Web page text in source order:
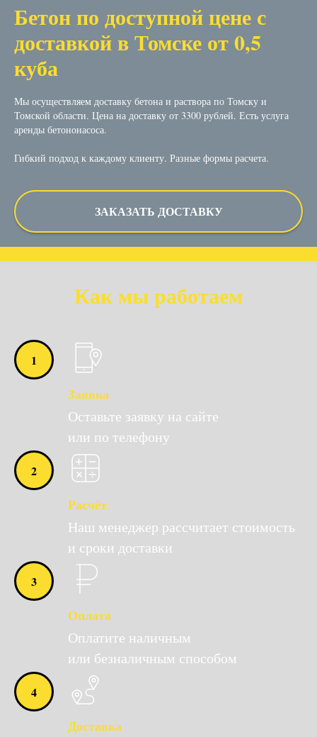
Бетон по доступной цене с
доставкой в Томске от 0,5
куба
Мы осуществляем доставку бетона и раствора по Томску и
Томской области. Цена на доставку от 3300 рублей. Есть услуга
аренды бетононасоса.
Гибкий подход к каждому клиенту. Разные формы расчета.
ЗАКАЗАТЬ ДОСТАВКУ
Как мы работаем
Заявка
Оставьте заявку на сайте
или по телефону
Расчёт
Наш менеджер рассчитает стоимость
и сроки доставки
Оплата
Оплатите наличным
или безналичным способом
Доставка